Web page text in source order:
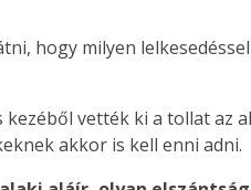
hogy milyen
vették ki a tollat az
akkor is kell enni adni.